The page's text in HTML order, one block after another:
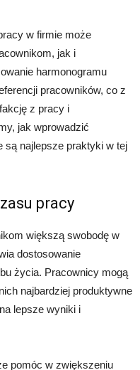
w firmie może
jak i
harmonogramu
pracowników, co z
z pracy i
jak wprowadzić
są najlepsze praktyki w tej
pracy
większą swobodę w
dostosowanie
życia. Pracownicy mogą
najbardziej produktywne
lepsze wyniki i
pomóc w zwiększeniu